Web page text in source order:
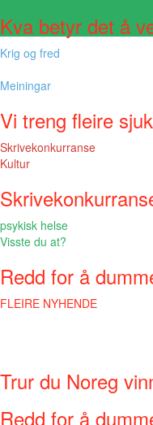
Kva betyr det å
Krig og fred
Meiningar
Vi treng fleire
Skrivekonkurranse
Kultur
psykisk helse
Visste du at?
Redd for å
FLEIRE NYHENDE
Trur du Noreg
Redd for å